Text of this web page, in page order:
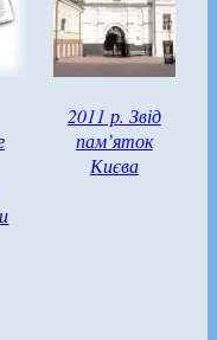
2011 р. Звід
пам’яток
Києва